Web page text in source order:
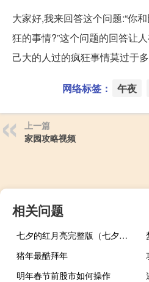
大家好,我来回答这个问题:“你
狂的事情?”这个问题的回答让
己大的人过的疯狂事情莫过于
网络标签： 午夜
上一篇
家园攻略视频
相关问题
七夕的红月亮完整版（七夕的诗词）
猪年最酷拜年
明年春节前股市如何操作